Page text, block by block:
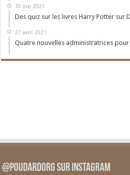
10 mai 2021
Des quiz sur les livres Harry Potter sur
27 avril 2021
Quatre nouvelles administratrices pour
@PoudardOrg sur Instagram